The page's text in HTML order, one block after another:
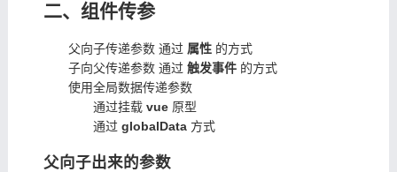
二、组件传参
父向子传递参数 通过 属性的方式
子向父传递参数 通过 触发事件的方式
使用全局数据传递参数
通过挂载 vue原型
通过 globalData方式
父向子出来的参数